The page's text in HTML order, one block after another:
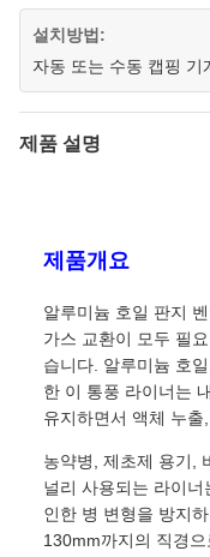
설치방법:
자동 또는 수동 캡핑 기
제품 설명
제품개요
알루미늄 호일 판지
가스 교환이 모두 필
습니다. 알루미늄 호
한 이 통풍 라이너는
유지하면서 액체 누출
농약병, 제초제 용기,
널리 사용되는 라이
인한 병 변형을 방지
130mm까지의 직경으